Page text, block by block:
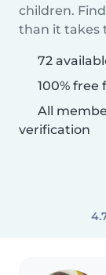
children.
than it takes
72
100% free
All
verification